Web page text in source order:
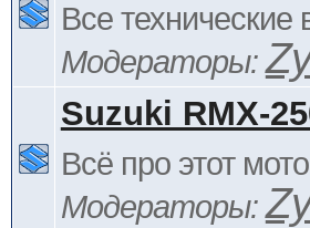
Все технические
Модераторы:
Suzuki RMX-
Всё про этот
Модераторы: